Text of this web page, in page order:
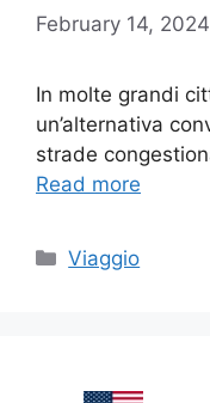
February 14, 2024
In molte grandi
un’alternativa
strade
Read more
Categories
Viaggio